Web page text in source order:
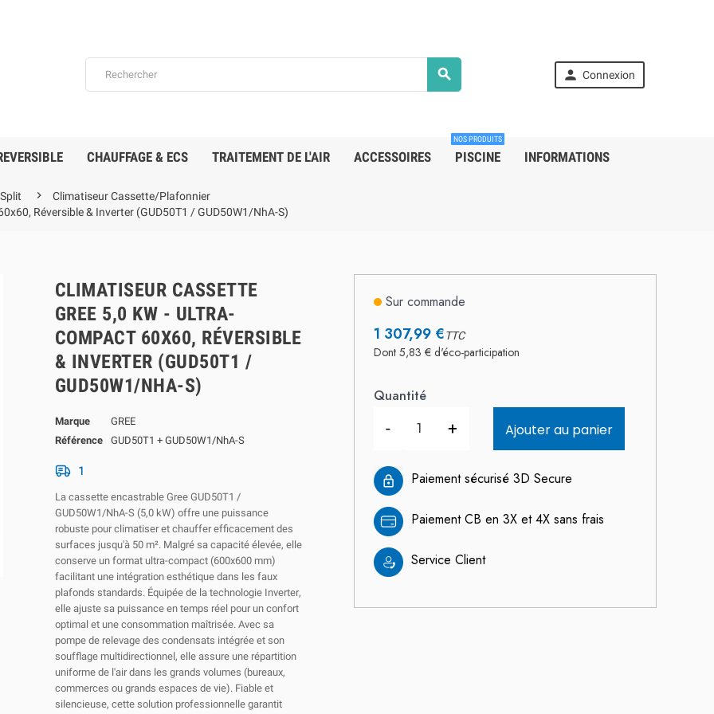
  Connexion
CHAUFFAGE & ECS TRAITEMENT DE L'AIR ACCESSOIRES PISCINE
NOS PRODUITS
INFORMATIONS

Climatiseur Cassette/Plafonnier
Réversible & Inverter (GUD50T1 / GUD50W1/NhA-S)
CLIMATISEUR CASSETTE
GREE 5,0 KW - ULTRA-
COMPACT 60X60, RÉVERSIBLE
& INVERTER (GUD50T1 /
GUD50W1/NHA-S)
Marque
GREE
Référence
GUD50T1 + GUD50W1/NhA-S
1
La cassette encastrable Gree GUD50T1 /
GUD50W1/NhA-S (5,0 kW) offre une puissance
robuste pour climatiser et chauffer efficacement des
surfaces jusqu'à 50 m². Malgré sa capacité élevée, elle
conserve un format ultra-compact (600x600 mm)
facilitant une intégration esthétique dans les faux
plafonds standards. Équipée de la technologie Inverter,
elle ajuste sa puissance en temps réel pour un confort
optimal et une consommation maîtrisée. Avec sa
pompe de relevage des condensats intégrée et son
soufflage multidirectionnel, elle assure une répartition
uniforme de l'air dans les grands volumes (bureaux,
commerces ou grands espaces de vie). Fiable et
silencieuse, cette solution professionnelle garantit
Sur commande
1 307,99 €TTC
Dont 5,83 € d'éco-participation
Quantité
- + Ajouter au panier
Paiement sécurisé 3D Secure
Paiement CB en 3X et 4X sans frais
Service Client